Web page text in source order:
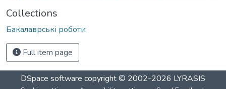
Collections
Бакалаврські роботи
Full item page
DSpace software copyright © 2002-2026 LYRASIS